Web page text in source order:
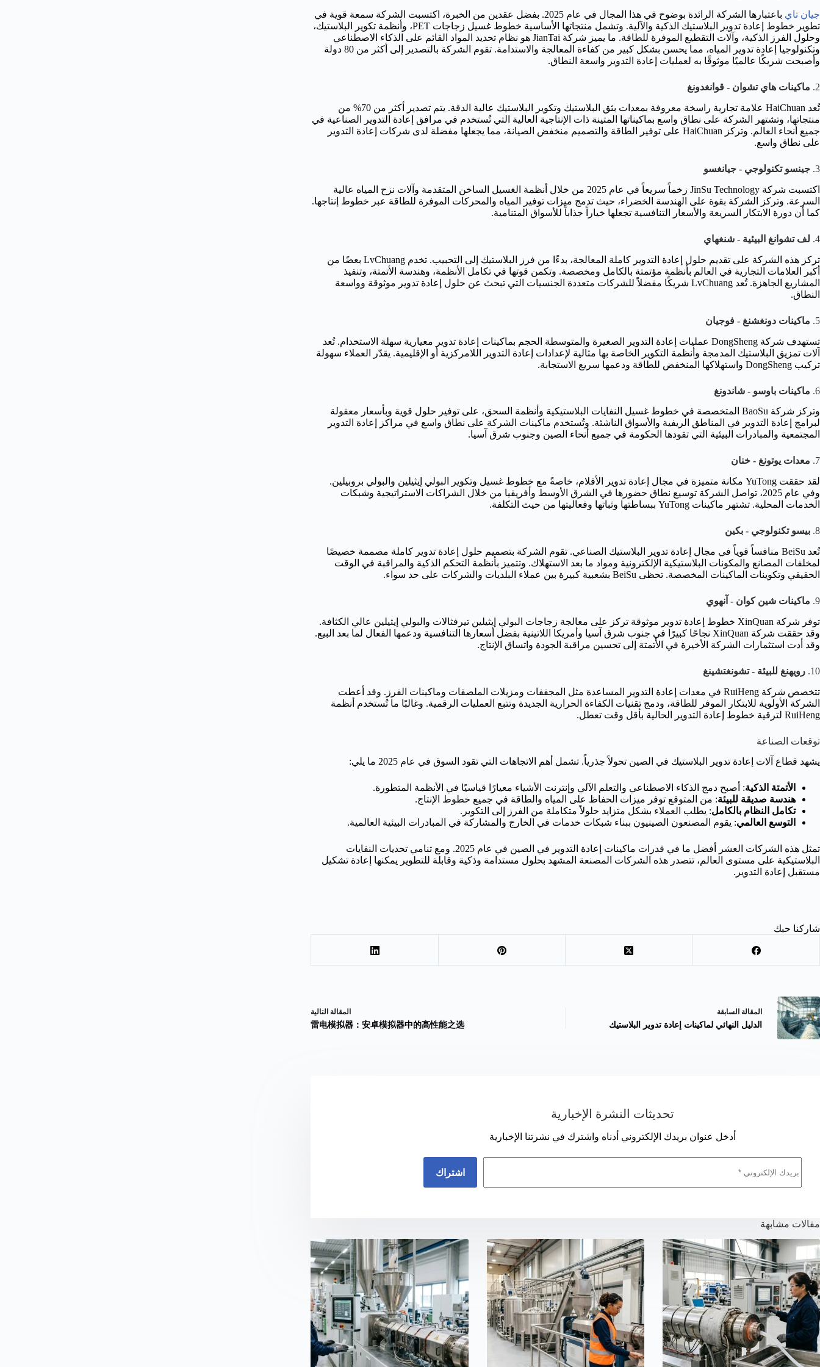
جيان تاي
باعتبارها الشركة الرائدة بوضوح في هذا المجال في عام 2025. بفضل عقدين من الخبرة، اكتسبت الشركة سمعة قوية في
تطوير خطوط إعادة تدوير البلاستيك الذكية والآلية. وتشمل منتجاتها الأساسية خطوط غسيل زجاجات PET، وأنظمة تكوير البلاستيك،
وحلول الفرز الذكية، وآلات التقطيع الموفرة للطاقة. ما يميز شركة JianTai هو نظام تحديد المواد القائم على الذكاء الاصطناعي
وتكنولوجيا إعادة تدوير المياه، مما يحسن بشكل كبير من كفاءة المعالجة والاستدامة. تقوم الشركة بالتصدير إلى أكثر من 80 دولة
وأصبحت شريكًا عالميًا موثوقًا به لعمليات إعادة التدوير واسعة النطاق.
2. ماكينات هاي تشوان - قوانغدونغ
تُعد HaiChuan علامة تجارية راسخة معروفة بمعدات بثق البلاستيك وتكوير البلاستيك عالية الدقة. يتم تصدير أكثر من 70% من
منتجاتها، وتشتهر الشركة على نطاق واسع بماكيناتها المتينة ذات الإنتاجية العالية التي تُستخدم في مرافق إعادة التدوير الصناعية في
جميع أنحاء العالم. وتركز HaiChuan على توفير الطاقة والتصميم منخفض الصيانة، مما يجعلها مفضلة لدى شركات إعادة التدوير
على نطاق واسع.
3. جينسو تكنولوجي - جيانغسو
اكتسبت شركة JinSu Technology زخماً سريعاً في عام 2025 من خلال أنظمة الغسيل الساخن المتقدمة وآلات نزح المياه عالية
السرعة. وتركز الشركة بقوة على الهندسة الخضراء، حيث تدمج ميزات توفير المياه والمحركات الموفرة للطاقة عبر خطوط إنتاجها.
كما أن دورة الابتكار السريعة والأسعار التنافسية تجعلها خياراً جذاباً للأسواق المتنامية.
4. لف تشوانغ البيئية - شنغهاي
تركز هذه الشركة على تقديم حلول إعادة التدوير كاملة المعالجة، بدءًا من فرز البلاستيك إلى التحبيب. تخدم LvChuang بعضًا من
أكبر العلامات التجارية في العالم بأنظمة مؤتمتة بالكامل ومخصصة. وتكمن قوتها في تكامل الأنظمة، وهندسة الأتمتة، وتنفيذ
المشاريع الجاهزة. تُعد LvChuang شريكًا مفضلاً للشركات متعددة الجنسيات التي تبحث عن حلول إعادة تدوير موثوقة وواسعة
النطاق.
5. ماكينات دونغشنغ - فوجيان
تستهدف شركة DongSheng عمليات إعادة التدوير الصغيرة والمتوسطة الحجم بماكينات إعادة تدوير معيارية سهلة الاستخدام. تُعد
آلات تمزيق البلاستيك المدمجة وأنظمة التكوير الخاصة بها مثالية لإعدادات إعادة التدوير اللامركزية أو الإقليمية. يقدّر العملاء سهولة
تركيب DongSheng واستهلاكها المنخفض للطاقة ودعمها سريع الاستجابة.
6. ماكينات باوسو - شاندونغ
وتركز شركة BaoSu المتخصصة في خطوط غسيل النفايات البلاستيكية وأنظمة السحق، على توفير حلول قوية وبأسعار معقولة
لبرامج إعادة التدوير في المناطق الريفية والأسواق الناشئة. وتُستخدم ماكينات الشركة على نطاق واسع في مراكز إعادة التدوير
المجتمعية والمبادرات البيئية التي تقودها الحكومة في جميع أنحاء الصين وجنوب شرق آسيا.
7. معدات يوتونغ - خنان
لقد حققت YuTong مكانة متميزة في مجال إعادة تدوير الأفلام، خاصةً مع خطوط غسيل وتكوير البولي إيثيلين والبولي بروبيلين.
وفي عام 2025، تواصل الشركة توسيع نطاق حضورها في الشرق الأوسط وأفريقيا من خلال الشراكات الاستراتيجية وشبكات
الخدمات المحلية. تشتهر ماكينات YuTong ببساطتها وثباتها وفعاليتها من حيث التكلفة.
8. بيسو تكنولوجي - بكين
تُعد BeiSu منافساً قوياً في مجال إعادة تدوير البلاستيك الصناعي. تقوم الشركة بتصميم حلول إعادة تدوير كاملة مصممة خصيصًا
لمخلفات المصانع والمكونات البلاستيكية الإلكترونية ومواد ما بعد الاستهلاك. وتتميز بأنظمة التحكم الذكية والمراقبة في الوقت
الحقيقي وتكوينات الماكينات المخصصة. تحظى BeiSu بشعبية كبيرة بين عملاء البلديات والشركات على حد سواء.
9. ماكينات شين كوان - آنهوي
توفر شركة XinQuan خطوط إعادة تدوير موثوقة تركز على معالجة زجاجات البولي إيثيلين تيرفثالات والبولي إيثيلين عالي الكثافة.
وقد حققت شركة XinQuan نجاحًا كبيرًا في جنوب شرق آسيا وأمريكا اللاتينية بفضل أسعارها التنافسية ودعمها الفعال لما بعد البيع.
وقد أدت استثمارات الشركة الأخيرة في الأتمتة إلى تحسين مراقبة الجودة واتساق الإنتاج.
10. رويهنغ للبيئة - تشونغتشينغ
تتخصص شركة RuiHeng في معدات إعادة التدوير المساعدة مثل المجففات ومزيلات الملصقات وماكينات الفرز. وقد أعطت
الشركة الأولوية للابتكار الموفر للطاقة، ودمج تقنيات الكفاءة الحرارية الجديدة وتتبع العمليات الرقمية. وغالبًا ما تُستخدم أنظمة
RuiHeng لترقية خطوط إعادة التدوير الحالية بأقل وقت تعطل.
توقعات الصناعة
يشهد قطاع آلات إعادة تدوير البلاستيك في الصين تحولاً جذرياً. تشمل أهم الاتجاهات التي تقود السوق في عام 2025 ما يلي:
الأتمتة الذكية: أصبح دمج الذكاء الاصطناعي والتعلم الآلي وإنترنت الأشياء معيارًا قياسيًا في الأنظمة المتطورة.
هندسة صديقة للبيئة: من المتوقع توفر ميزات الحفاظ على المياه والطاقة في جميع خطوط الإنتاج.
تكامل النظام بالكامل: يطلب العملاء بشكل متزايد حلولاً متكاملة من الفرز إلى التكوير.
التوسع العالمي: يقوم المصنعون الصينيون ببناء شبكات خدمات في الخارج والمشاركة في المبادرات البيئية العالمية.
تمثل هذه الشركات العشر أفضل ما في قدرات ماكينات إعادة التدوير في الصين في عام 2025. ومع تنامي تحديات النفايات
البلاستيكية على مستوى العالم، تتصدر هذه الشركات المصنعة المشهد بحلول مستدامة وذكية وقابلة للتطوير يمكنها إعادة تشكيل
مستقبل إعادة التدوير.
شاركنا حبك
المقالة السابقة
الدليل النهائي لماكينات إعادة تدوير البلاستيك
المقالة التالية
雷电模拟器：安卓模拟器中的高性能之选
تحديثات النشرة الإخبارية
أدخل عنوان بريدك الإلكتروني أدناه واشترك في نشرتنا الإخبارية
اشتراك
مقالات مشابهة